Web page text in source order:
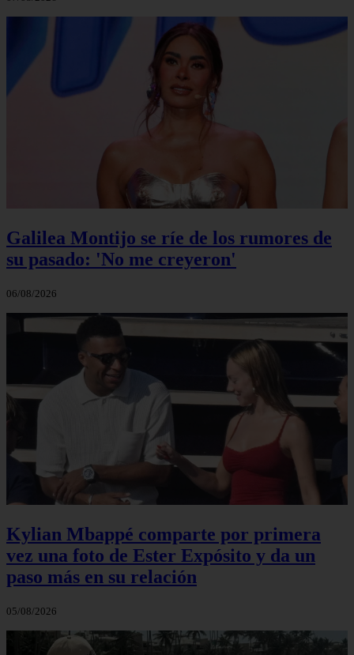
Galilea Montijo se ríe de los rumores de
su pasado: 'No me creyeron'
06/08/2026
Kylian Mbappé comparte por primera
vez una foto de Ester Expósito y da un
paso más en su relación
05/08/2026